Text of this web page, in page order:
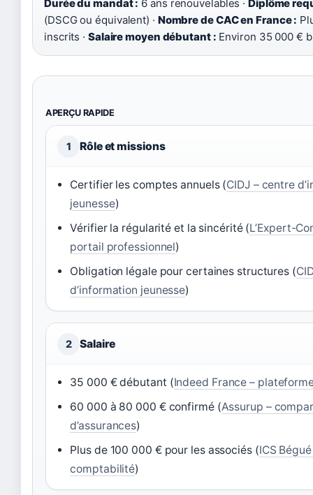
Durée du mandat : 6 ans renouvelables ·Diplôme
(DSCG ou équivalent) · Nombre de CAC en France :
inscrits · Salaire moyen débutant : Environ 35 000 €
APERÇU RAPIDE
1 Rôle et missions
Certifier les comptes annuels (CIDJ – centre
jeunesse)
Vérifier la régularité et la sincérité (L’Expert-
portail professionnel)
Obligation légale pour certaines structures (
d’information jeunesse)
2 Salaire
35 000 € débutant (Indeed France –
60 000 à 80 000 € confirmé (Assurup –
d’assurances)
Plus de 100 000 € pour les associés (ICS
comptabilité)